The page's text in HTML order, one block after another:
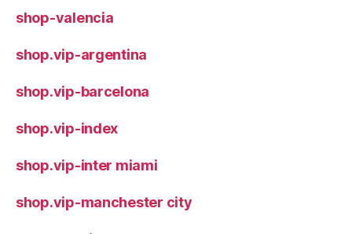
shop-valencia
shop.vip-argentina
shop.vip-barcelona
shop.vip-index
shop.vip-inter miami
shop.vip-manchester city